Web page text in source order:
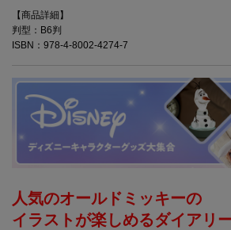
【商品詳細】
判型：B6判
ISBN：978-4-8002-4274-7
人気のオールドミッキーの
イラストが楽しめるダイアリ